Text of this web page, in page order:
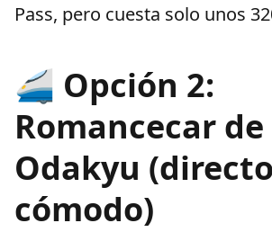
Pass, pero cuesta solo unos
🚄 Opción 2:
Romancecar de
Odakyu
cómodo)